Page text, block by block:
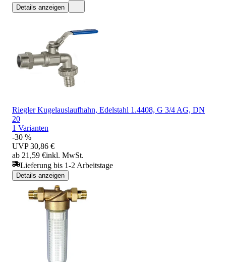
Details anzeigen
Riegler Kugelauslaufhahn, Edelstahl 1.4408, G 3/4 AG, DN
20
1 Varianten
-30 %
UVP 30,86 €
ab 21,59 €inkl. MwSt.
Lieferung bis 1-2 Arbeitstage
Details anzeigen